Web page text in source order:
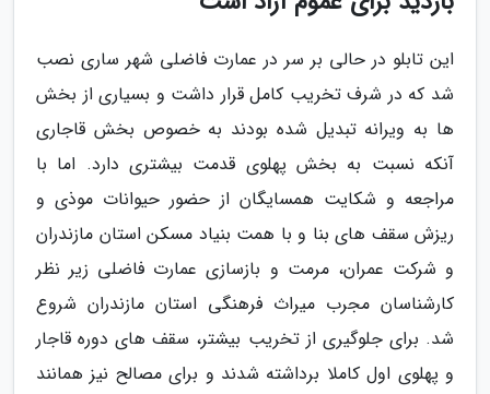
این تابلو در حالی بر سر در عمارت فاضلی شهر ساری نصب
شد که در شرف تخریب کامل قرار داشت و بسیاری از بخش
ها به ویرانه تبدیل شده بودند به خصوص بخش قاجاری
آنکه نسبت به بخش پهلوی قدمت بیشتری دارد. اما با
مراجعه و شکایت همسایگان از حضور حیوانات موذی و
ریزش سقف های بنا و با همت بنیاد مسکن استان مازندران
و شرکت عمران، مرمت و بازسازی عمارت فاضلی زیر نظر
کارشناسان مجرب میراث فرهنگی استان مازندران شروع
شد. برای جلوگیری از تخریب بیشتر، سقف های دوره قاجار
و پهلوی اول کاملا برداشته شدند و برای مصالح نیز همانند